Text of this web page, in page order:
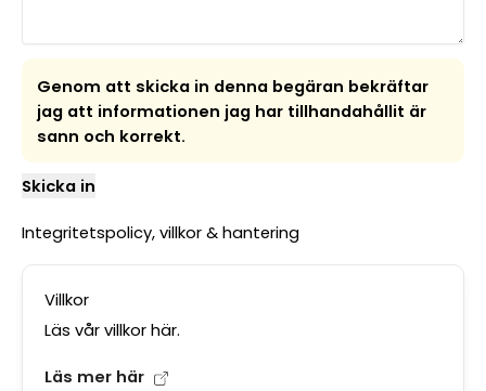
Genom att skicka in denna begäran bekräftar
jag att informationen jag har tillhandahållit är
sann och korrekt.
Skicka in
Integritetspolicy, villkor & hantering
Villkor
Läs vår villkor här.
Läs mer här